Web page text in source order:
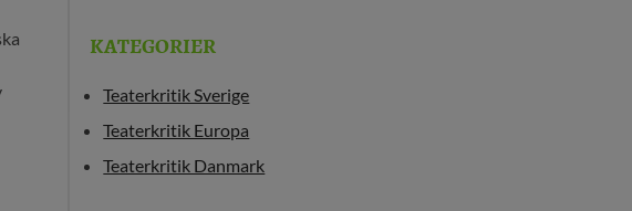
KATEGORIER
Teaterkritik Sverige
Teaterkritik Europa
Teaterkritik Danmark